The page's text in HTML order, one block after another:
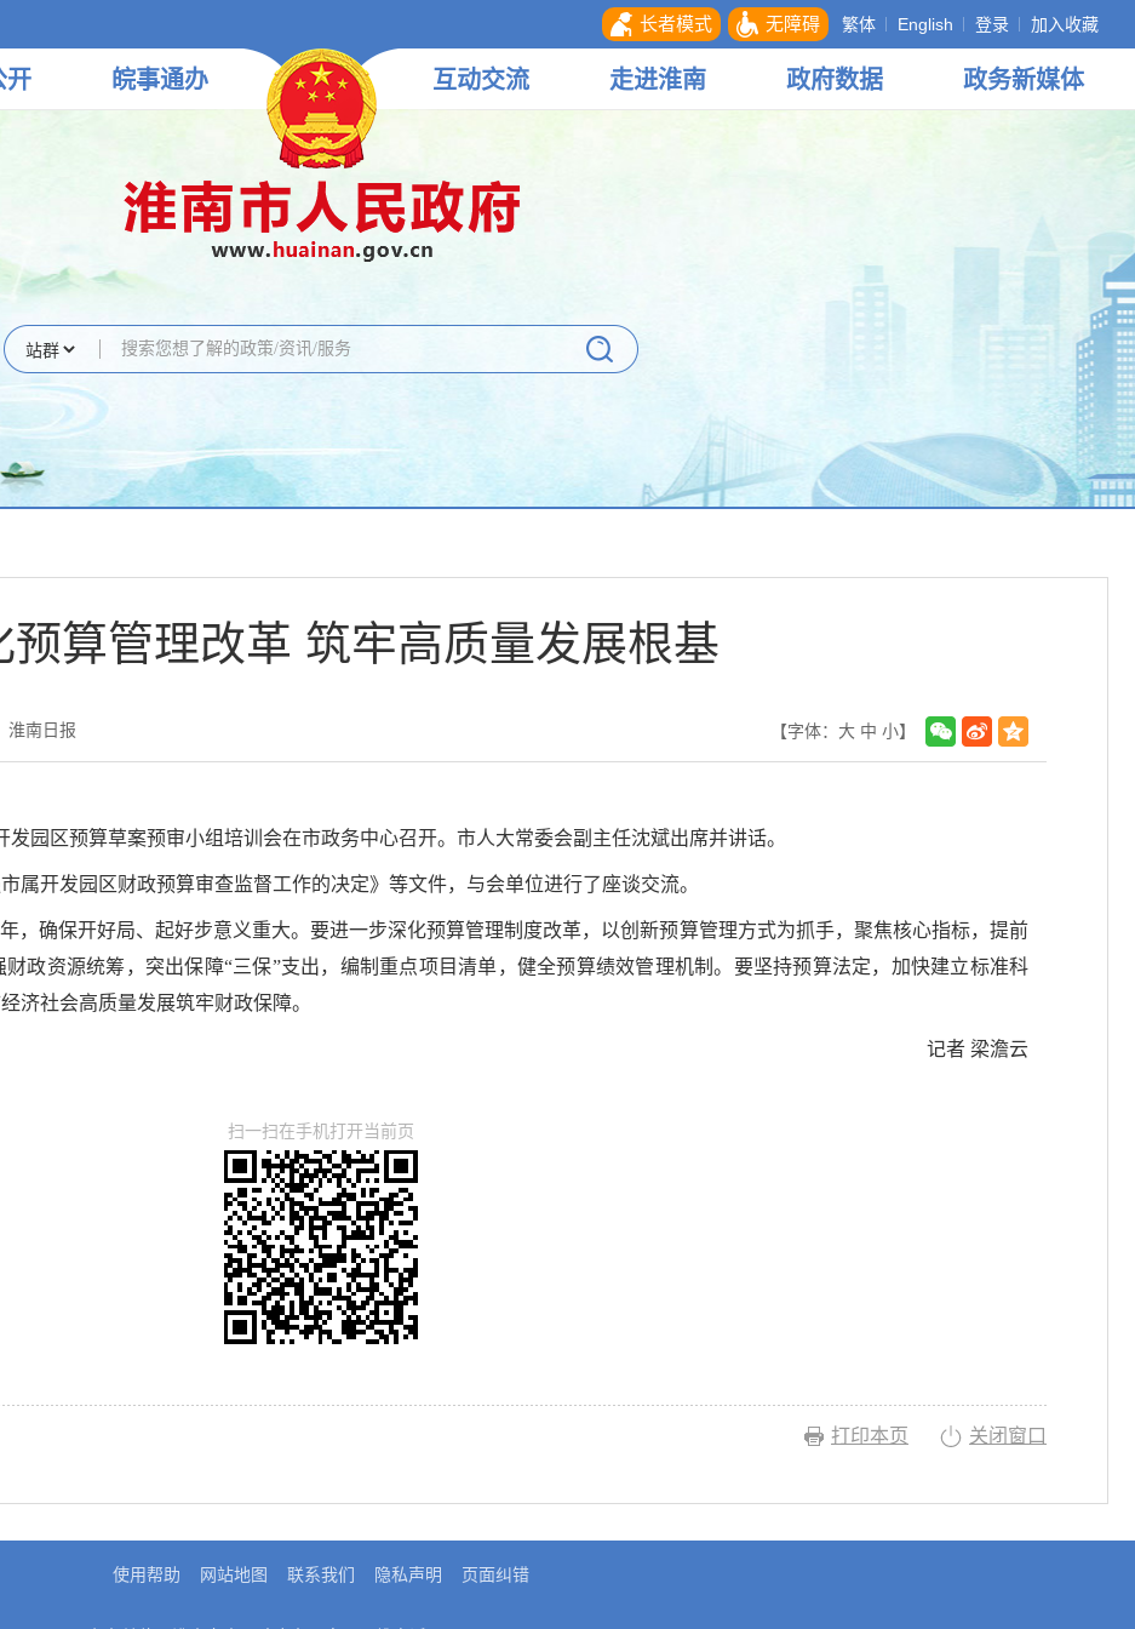
长者模式 无障碍 繁体 English 登录 加入收藏
开 皖事通办 互动交流 走进淮南 政府数据 政务新媒体
预算管理改革 筑牢高质量发展根基
淮南日报 【字体： 大 中 小】
发园区预算草案预审小组培训会在市政务中心召开。市人大常委会副主任沈斌出席并讲话。
属开发园区财政预算审查监督工作的决定》等文件，与会单位进行了座谈交流。
，确保开好局、起好步意义重大。要进一步深化预算管理制度改革，以创新预算管理方式为抓手，聚焦核心指标，提前
政资源统筹，突出保障“三保”支出，编制重点项目清单，健全预算绩效管理机制。要坚持预算法定，加快建立标准科
济社会高质量发展筑牢财政保障。
记者 梁澹云
扫一扫在手机打开当前页
打印本页 关闭窗口
使用帮助 网站地图 联系我们 隐私声明 页面纠错